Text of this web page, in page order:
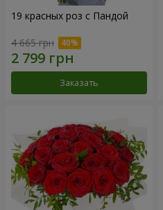
19 красных роз с Пандой
4 665 грн
Заказать